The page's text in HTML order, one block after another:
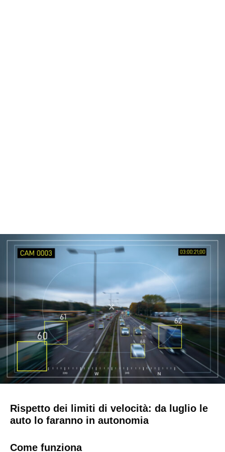
Rispetto dei limiti di velocità: da luglio le
auto lo faranno in autonomia
Come funziona